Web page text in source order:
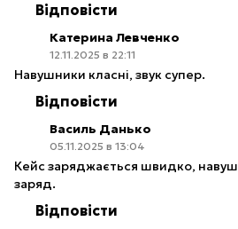
Відповісти
Катерина Левченко
12.11.2025 в 22:11
Навушники класні, звук супер.
Відповісти
Василь Данько
05.11.2025 в 13:04
Кейс заряджається швидко,
заряд.
Відповісти